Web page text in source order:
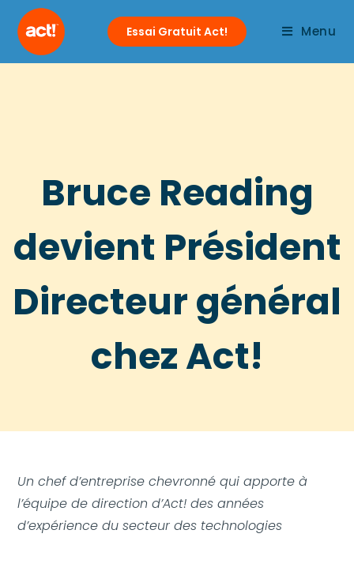
Menu
Essai Gratuit Act!
Bruce Reading
devient Président
Directeur général
chez Act!
Un chef d’entreprise chevronné qui apporte à
l’équipe de direction d’Act! des années
d’expérience du secteur des technologies